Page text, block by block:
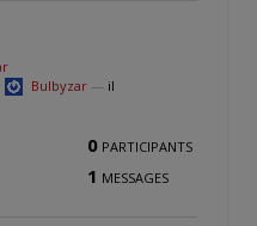
Bulbyzar — il
0 PARTICIPANTS
1 MESSAGES